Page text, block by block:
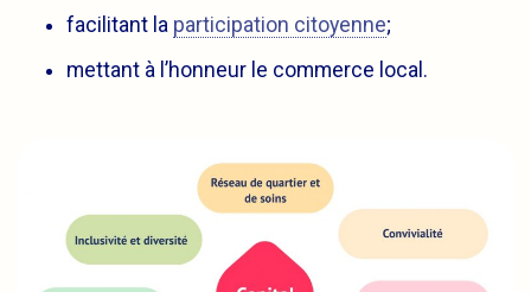
facilitant la participation citoyenne;
mettant à l’honneur le commerce local.